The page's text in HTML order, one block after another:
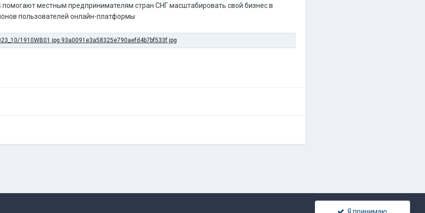
помогают местным предпринимателям стран СНГ масштабировать свой бизнес в
пользователей онлайн-платформы